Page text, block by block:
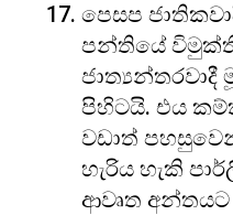
පෙසප
පන්තියේ
ජාත්‍යන්තරවාදී
පිහිටයි. එය
වඩාත්
හැරිය හැකි
ආවෘත